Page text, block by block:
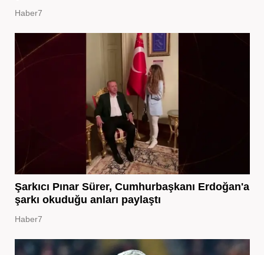
Haber7
Şarkıcı Pınar Sürer, Cumhurbaşkanı Erdoğan'a
şarkı okuduğu anları paylaştı
Haber7